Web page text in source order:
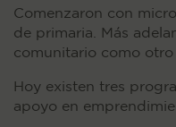
Comenzaron con
de primaria. Más
comunitario como otro
Hoy existen tres
apoyo en